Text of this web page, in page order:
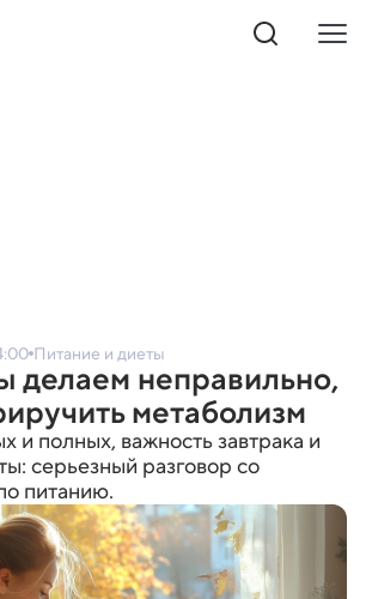
Питание и диеты
делаем неправильно,
метаболизм
полных, важность завтрака и
серьезный разговор со
питанию.